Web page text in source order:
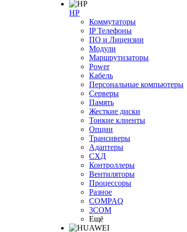
HP
Коммутаторы
IP Телефоны
ПО и Лицензии
Модули
Маршрутизаторы
Power
Кабель
Персональные компьютеры
Серверы
Память
Жесткие диски
Тонкие клиенты
Опции
Трансиверы
Адаптеры
СХД
Контроллеры
Вентиляторы
Процессоры
Разное
COMPAQ
3COM
Ещё